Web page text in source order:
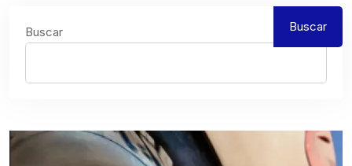
Buscar Buscar